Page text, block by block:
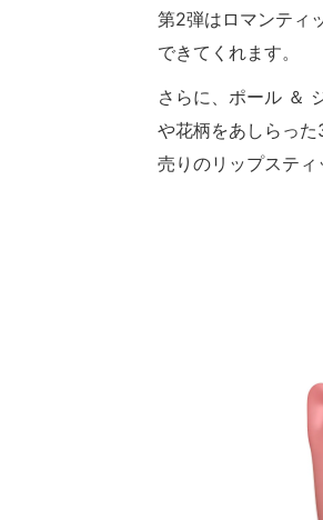
第2弾はロマンティ
できてくれます。
さらに、ポール ＆
や花柄をあしらっ
売りのリップスティ